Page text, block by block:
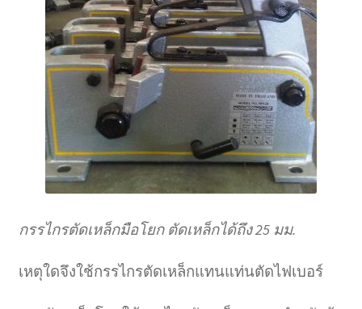
กรรไกรตัดเหล็กมือโยก ตัดเหล็กได้ถึง 25 มม.
เหตุใดจึงใช้กรรไกรตัดเหล็กแทนแท่นตัดไฟเบอร์